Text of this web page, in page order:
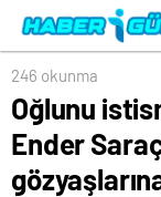
246 okunma
Oğlunu
Ender